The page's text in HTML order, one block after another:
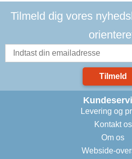
Tilmeld dig vores
Tilmeld
Levering og
Kontakt os
Om os
Webside-